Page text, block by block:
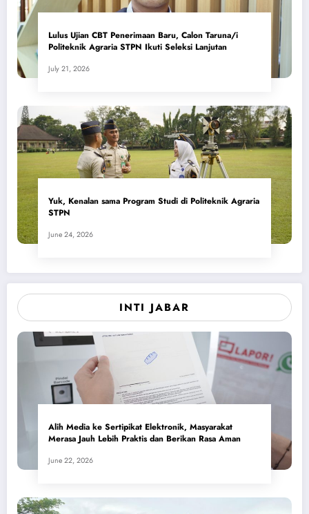
Lulus Ujian CBT Penerimaan Baru, Calon Taruna/i
Politeknik Agraria STPN Ikuti Seleksi Lanjutan
July 21, 2026
Yuk, Kenalan sama Program Studi di Politeknik Agraria
STPN
June 24, 2026
INTI JABAR
Alih Media ke Sertipikat Elektronik, Masyarakat
Merasa Jauh Lebih Praktis dan Berikan Rasa Aman
June 22, 2026